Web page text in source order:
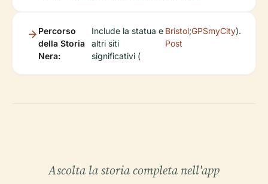
Percorso
della Storia
Nera:
Include la statua e
altri siti
significativi (
Bristol
Post
;GPSmyCity).
Ascolta la storia completa nell'app